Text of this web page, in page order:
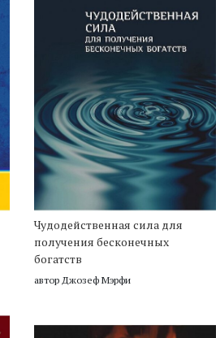
Чудодейственная сила для
получения бесконечных
богатств
автор Джозеф Мэрфи